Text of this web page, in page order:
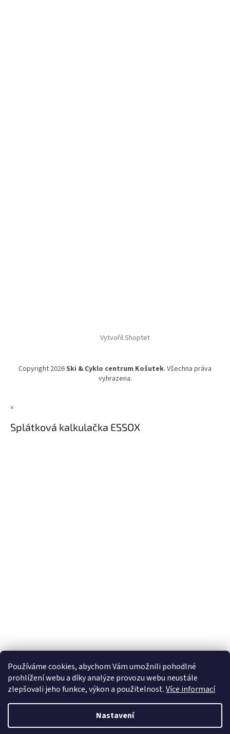
Používáme cookies, abychom Vám umožnili pohodlné
prohlížení webu a díky analýze provozu webu neustále
zlepšovali jeho funkce, výkon a použitelnost.Více informací
Nastavení
Vytvořil Shoptet
Copyright 2026Ski & Cyklo centrum Košutek. Všechna práva
vyhrazena.
×
Splátková kalkulačka ESSOX